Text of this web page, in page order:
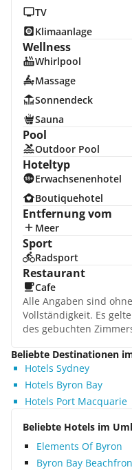
TV
Klimaanlage
Wellness
Whirlpool
Massage
Sonnendeck
Sauna
Pool
Outdoor Pool
Hoteltyp
Erwachsenenhotel
Boutiquehotel
Entfernung vom
Meer
Sport
Radsport
Restaurant
Cafe
Alle Angaben sind
Vollständigkeit. Es
des gebuchten
Beliebte Destinationen
Hotels Sydney
Hotels Byron Bay
Hotels Port Macquarie
Beliebte Hotels im
Elements Of Byron
Byron Bay